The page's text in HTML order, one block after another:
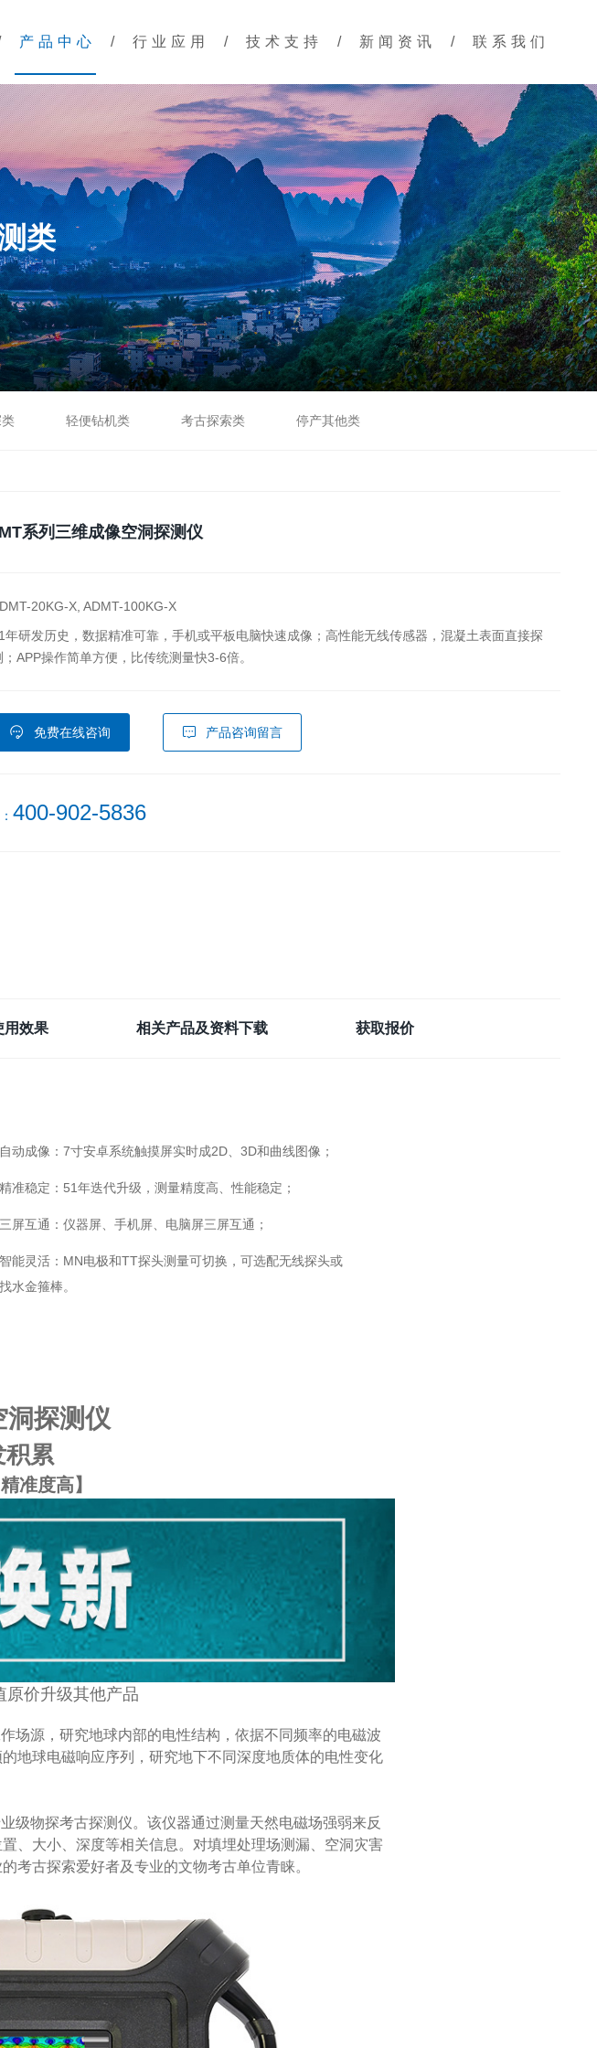
产品中心 / 行业应用 / 技术支持 / 新闻资讯 / 联系我们
类
轻便钻机类 考古探索类 停产其他类
系列三维成像空洞探测仪
20KG-X, ADMT-100KG-X
年研发历史，数据精准可靠，手机或平板电脑快速成像；高性能无线传感器，混凝土表面直接探
；APP操作简单方便，比传统测量快3-6倍。
免费在线咨询 产品咨询留言
400-902-5836
用效果 相关产品及资料下载 获取报价
自动成像：7寸安卓系统触摸屏实时成2D、3D和曲线图像；
精准稳定：51年迭代升级，测量精度高、性能稳定；
三屏互通：仪器屏、手机屏、电脑屏三屏互通；
智能灵活：MN电极和TT探头测量可切换，可选配无线探头或
找水金箍棒。
洞探测仪
积累
准度高】
原价升级其他产品
场源，研究地球内部的电性结构，依据不同频率的电磁波
地球电磁响应序列，研究地下不同深度地质体的电性变化
级物探考古探测仪。该仪器通过测量天然电磁场强弱来反
、大小、深度等相关信息。对填埋处理场测漏、空洞灾害
考古探索爱好者及专业的文物考古单位青睐。